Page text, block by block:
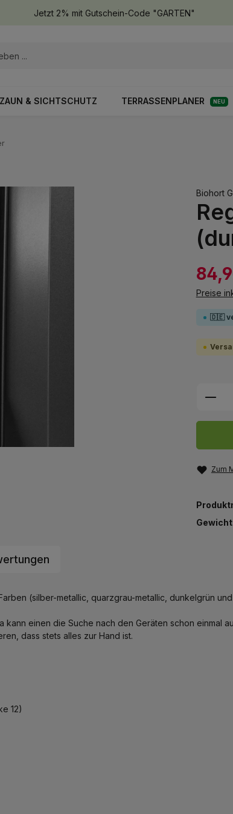
Jetzt 2% mit Gutschein-Code "GARTEN"
ZAUN & SICHTSCHUTZ TERRASSENPLANER NEU
Biohort
Preise
🇩🇪
Zum
(silber-metallic, quarzgrau-metallic, dunkelgrün
einen die Suche nach den Geräten schon einmal
dass stets alles zur Hand ist.
12)